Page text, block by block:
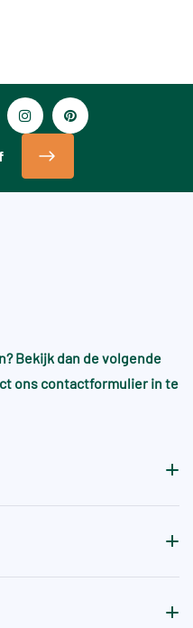
Bekijk dan de volgende
ons contactformulier in te